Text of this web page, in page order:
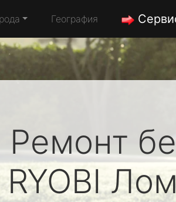
География
Ремонт
RYOBI